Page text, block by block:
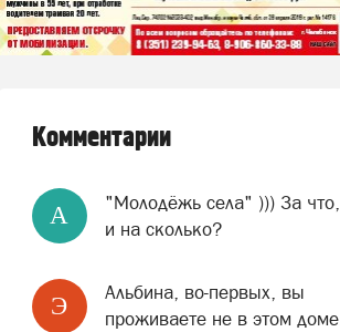
Комментарии
A
"Молодёжь села" ))) За что,
и на сколько?
Э
Альбина, во-первых, вы
проживаете не в этом доме,